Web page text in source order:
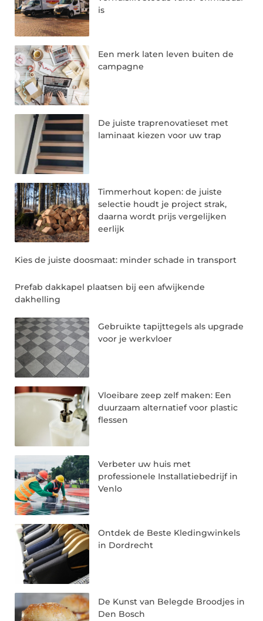
is
Een merk laten leven buiten de
campagne
De juiste traprenovatieset met
laminaat kiezen voor uw trap
Timmerhout kopen: de juiste
selectie houdt je project strak,
daarna wordt prijs vergelijken
eerlijk
Kies de juiste doosmaat: minder schade in transport
Prefab dakkapel plaatsen bij een afwijkende
dakhelling
Gebruikte tapijttegels als upgrade
voor je werkvloer
Vloeibare zeep zelf maken: Een
duurzaam alternatief voor plastic
flessen
Verbeter uw huis met
professionele Installatiebedrijf in
Venlo
Ontdek de Beste Kledingwinkels
in Dordrecht
De Kunst van Belegde Broodjes in
Den Bosch